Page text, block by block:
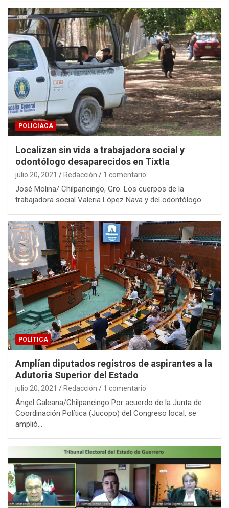
POLICIACA
Localizan sin vida a trabajadora social y
odontólogo desaparecidos en Tixtla
julio 20, 2021 Redacción 1 comentario
José Molina/ Chilpancingo, Gro. Los cuerpos de la
trabajadora social Valeria López Nava y del odontólogo…
POLÍTICA
Amplían diputados registros de aspirantes a la
Adutoria Superior del Estado
julio 20, 2021 Redacción 1 comentario
Ángel Galeana/Chilpancingo Por acuerdo de la Junta de
Coordinación Política (Jucopo) del Congreso local, se
amplió…